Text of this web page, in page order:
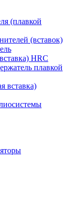
(плавкой
(вставок)
HRC
плавкой
вставка)